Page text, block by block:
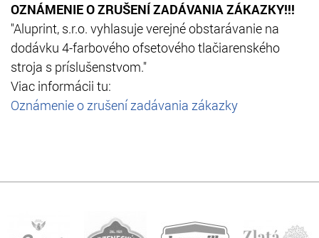
OZNÁMENIE O ZRUŠENÍ ZADÁVANIA ZÁKAZKY!!!
"Aluprint, s.r.o. vyhlasuje verejné obstarávanie na
dodávku 4-farbového ofsetového tlačiarenského
stroja s príslušenstvom."
Viac informácii tu:
Oznámenie o zrušení zadávania zákazky